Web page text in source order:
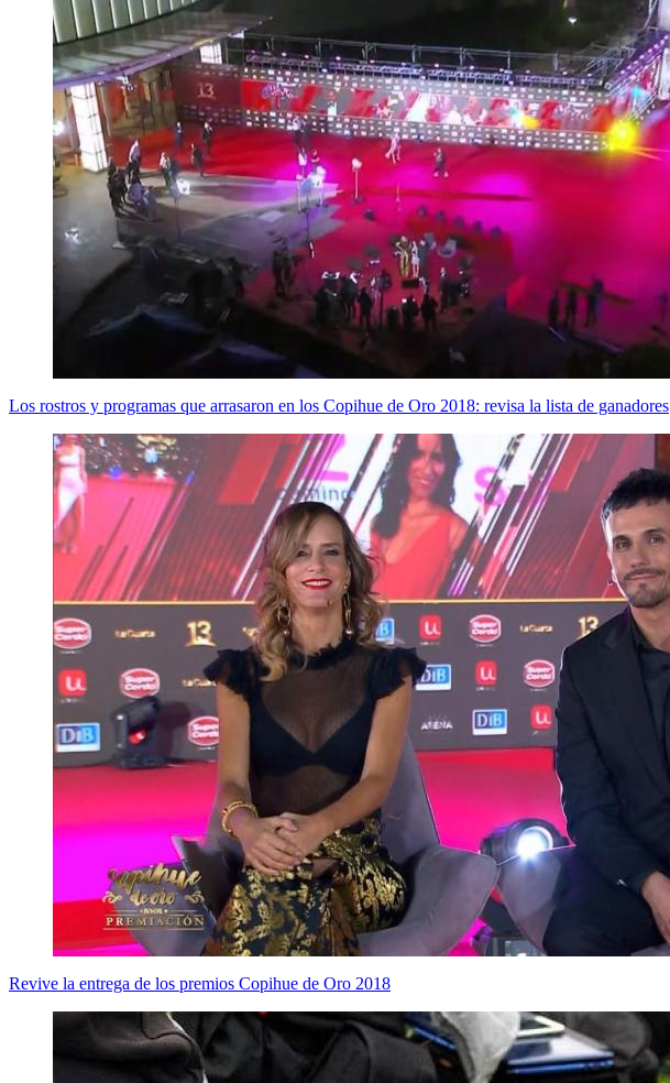
Los rostros y programas que arrasaron en los Copihue de Oro 2018: revisa la lista de ganadores
Revive la entrega de los premios Copihue de Oro 2018